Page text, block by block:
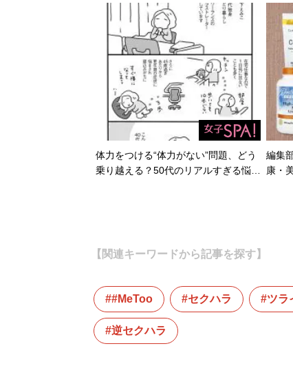
体力をつける“体力がない”問題、どう
乗り越える？50代のリアルすぎる悩…
編集
康・
【関連キーワードから記事を探す】
#MeToo セクハラ ツラ
逆セクハラ